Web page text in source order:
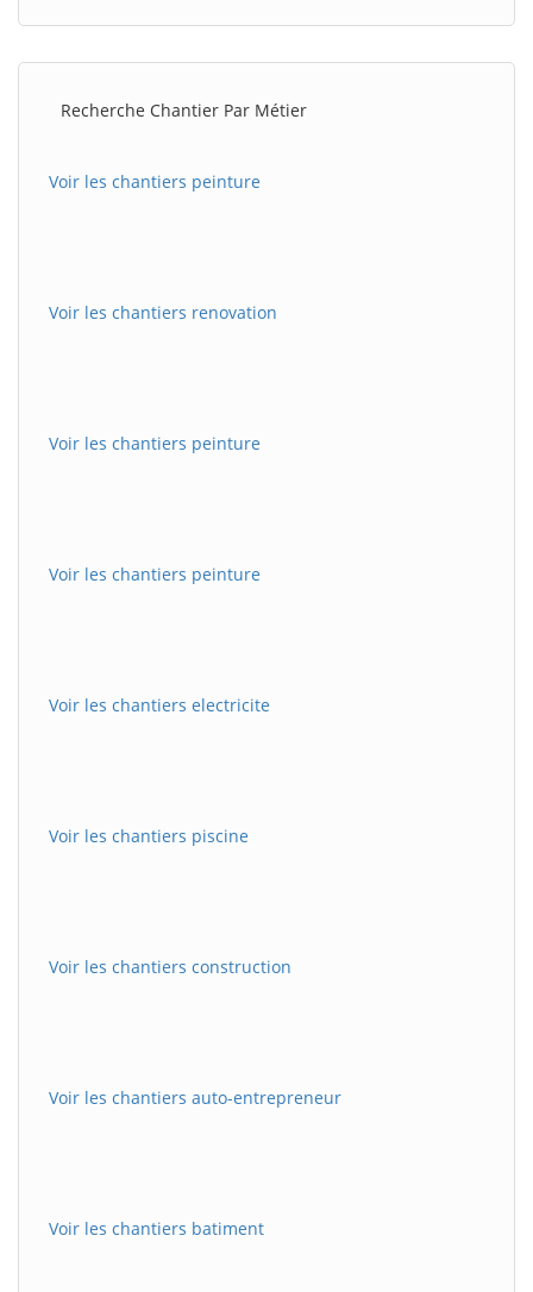
Recherche Chantier Par Métier
Voir les chantiers peinture
Voir les chantiers renovation
Voir les chantiers peinture
Voir les chantiers peinture
Voir les chantiers electricite
Voir les chantiers piscine
Voir les chantiers construction
Voir les chantiers auto-entrepreneur
Voir les chantiers batiment